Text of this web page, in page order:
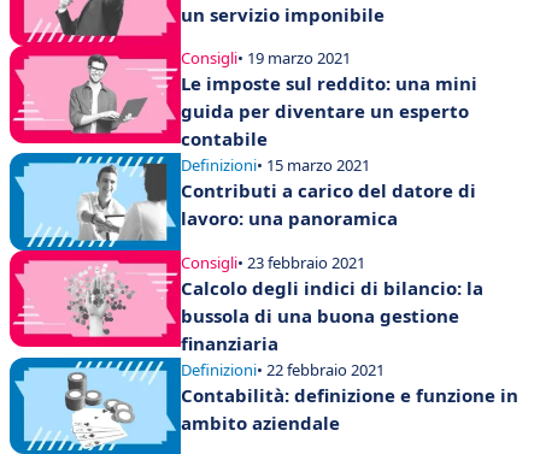
un servizio imponibile
Consigli• 19 marzo 2021
Le imposte sul reddito: una mini
guida per diventare un esperto
contabile
Definizioni• 15 marzo 2021
Contributi a carico del datore di
lavoro: una panoramica
Consigli• 23 febbraio 2021
Calcolo degli indici di bilancio: la
bussola di una buona gestione
finanziaria
Definizioni• 22 febbraio 2021
Contabilità: definizione e funzione in
ambito aziendale